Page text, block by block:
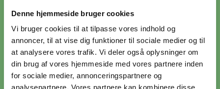
Denne hjemmeside bruger cookies
Vi bruger cookies til at tilpasse vores indhold og
annoncer, til at vise dig funktioner til sociale medier og til
at analysere vores trafik. Vi deler også oplysninger om
din brug af vores hjemmeside med vores partnere inden
for sociale medier, annonceringspartnere og
analysepartnere. Vores partnere kan kombinere disse
ist eine digitale ID, die du
benötigst, um Zutritt zu den
öffentlichen
Selbstbedienungslösungen
zu erhalten (z.B. Steuern,
Pension/Rente,